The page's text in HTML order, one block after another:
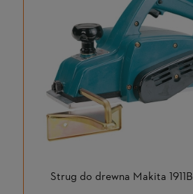
Strug do drewna Makita 1911B